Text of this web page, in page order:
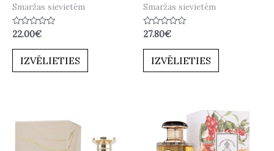
Smaržas sievietēm
Novērtēts
0
22.00€
IZVĒLIETIES
Smaržas sievietēm
Novērtēts
0
27.80€
IZVĒLIETIES